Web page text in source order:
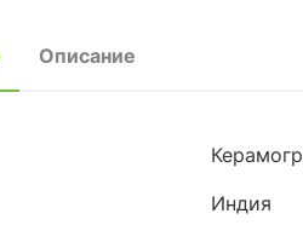
Описание
Индия